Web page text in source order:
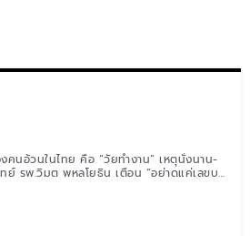
คนอ้วนในไทย คือ “วัยทำงาน” เหตุนั่งนาน-
ย์ รพ.วิมุต พหลโยธิน เตือน “อย่าดูแค่เลขบน